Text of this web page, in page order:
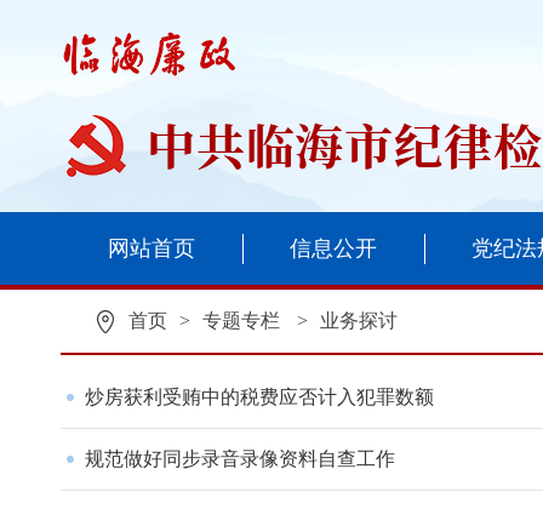
网站首页 信息公开 党纪法
首页 > 专题专栏 > 业务探讨
炒房获利受贿中的税费应否计入犯罪数额
规范做好同步录音录像资料自查工作